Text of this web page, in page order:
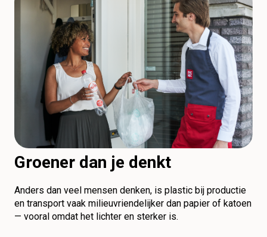
Groener dan je denkt
Anders dan veel mensen denken, is plastic bij productie
en transport vaak milieuvriendelijker dan papier of katoen
— vooral omdat het lichter en sterker is.